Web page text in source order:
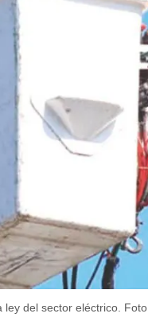
del sector eléctrico.